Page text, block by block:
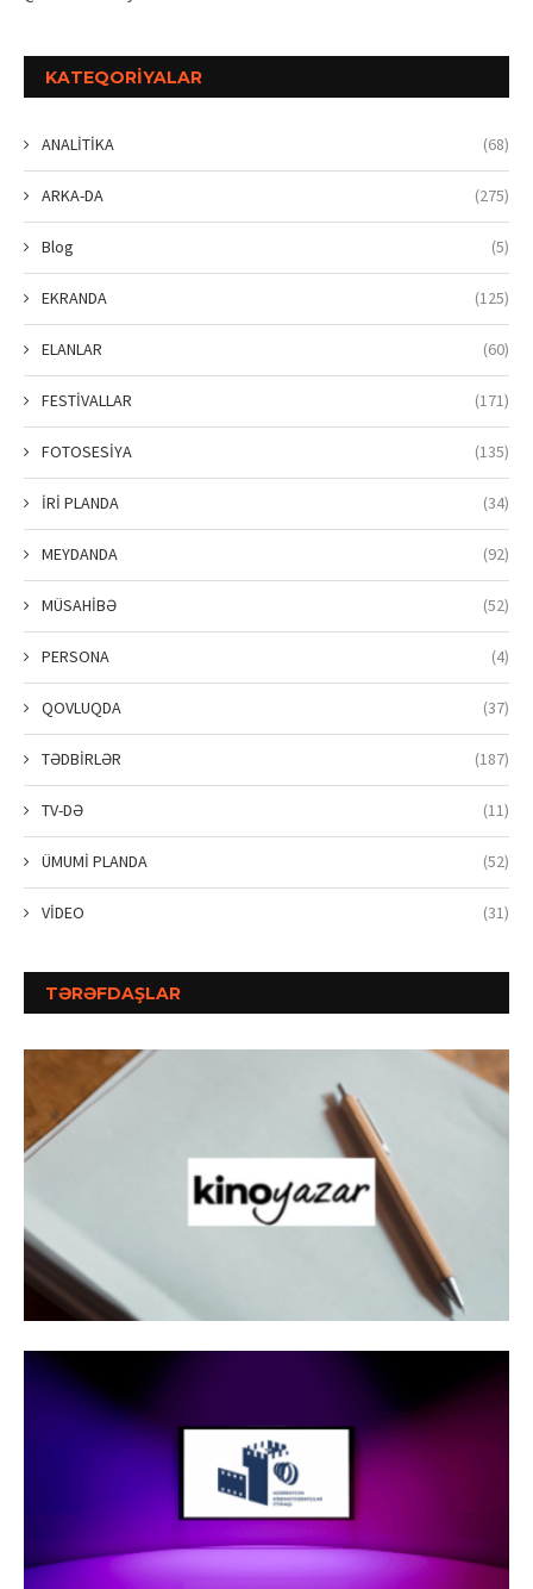
KATEQORIYALAR
ANALİTİKA (68)
ARKA-DA (275)
Blog (5)
EKRANDA (125)
ELANLAR (60)
FESTİVALLAR (171)
FOTOSESİYA (135)
İRİ PLANDA (34)
MEYDANDA (92)
MÜSAHİBƏ (52)
PERSONA (4)
QOVLUQDA (37)
TƏDBİRLƏR (187)
TV-DƏ (11)
ÜMUMİ PLANDA (52)
VİDEO (31)
TƏRƏFDAŞLAR